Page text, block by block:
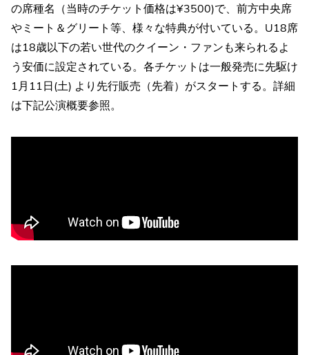
の席種名（当時のチケット価格は¥3500)で、前方中央席
やミート＆グリート等、様々な特典が付いている。U18席
は18歳以下の若い世代のクイーン・ファンも来られるよ
う安価に設定されている。各チケットは一般発売に先駆け
1月11日(土) より先行販売（先着）がスタートする。詳細
は下記公演概要参照。